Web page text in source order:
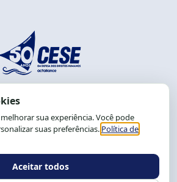
R. da Graça, 150. Graça
CEP: 40.150-055
Salvador-BA, Brasil.
5457, Cel.: (71) 9 9239-2104 ou 2105
8h às 12h e 13 às 17h.